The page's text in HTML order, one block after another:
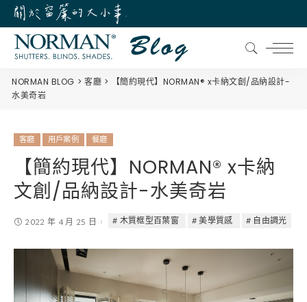
NORMAN BLOG 客廳
【簡約現代】NORMAN® x卡納文創/品納設計-
水美奇岩
客廳 用戶案例 餐廳
【簡約現代】NORMAN® x卡納
文創/品納設計-水美奇岩
2022 年 4 月 25 日 木質框型百葉窗 美學質感 自由調光